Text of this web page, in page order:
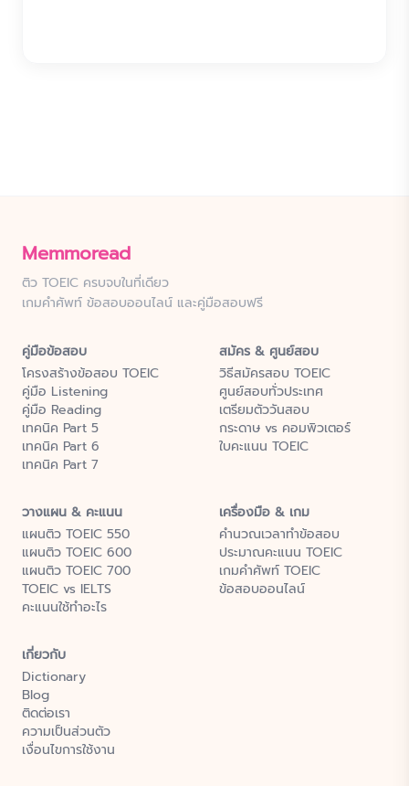
Memmoread
ติว TOEIC ครบจบในที่เดียว
เกมคำศัพท์ ข้อสอบออนไลน์ และคู่มือสอบฟรี
คู่มือข้อสอบ
โครงสร้างข้อสอบ TOEIC
คู่มือ Listening
คู่มือ Reading
เทคนิค Part 5
เทคนิค Part 6
เทคนิค Part 7
สมัคร & ศูนย์สอบ
วิธีสมัครสอบ TOEIC
ศูนย์สอบทั่วประเทศ
เตรียมตัววันสอบ
กระดาษ vs คอมพิวเตอร์
ใบคะแนน TOEIC
วางแผน & คะแนน
แผนติว TOEIC 550
แผนติว TOEIC 600
แผนติว TOEIC 700
TOEIC vs IELTS
คะแนนใช้ทำอะไร
เครื่องมือ & เกม
คำนวณเวลาทำข้อสอบ
ประมาณคะแนน TOEIC
เกมคำศัพท์ TOEIC
ข้อสอบออนไลน์
เกี่ยวกับ
Dictionary
Blog
ติดต่อเรา
ความเป็นส่วนตัว
เงื่อนไขการใช้งาน